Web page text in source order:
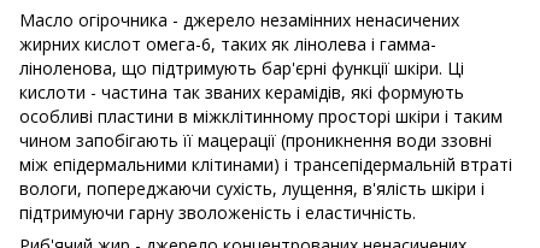
Масло огірочника - джерело незамінних ненасичених
жирних кислот омега-6, таких як лінолева і гамма-
ліноленова, що підтримують бар'єрні функції шкіри. Ці
кислоти - частина так званих керамідів, які формують
особливі пластини в міжклітинному просторі шкіри і таким
чином запобігають її мацерації (проникнення води ззовні
між епідермальними клітинами) і трансепідермальній втраті
вологи, попереджаючи сухість, лущення, в'ялість шкіри і
підтримуючи гарну зволоженість і еластичність.